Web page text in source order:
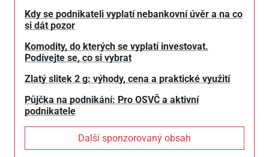
Kdy se podnikateli vyplatí nebankovní úvěr a na co
si dát pozor
Komodity, do kterých se vyplatí investovat.
Podívejte se, co si vybrat
Zlatý slitek 2 g: výhody, cena a praktické využití
Půjčka na podnikání: Pro OSVČ a aktivní
podnikatele
Další sponzorovaný obsah